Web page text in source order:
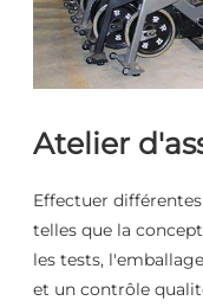
Atelier
Effectuer
telles que la
les tests,
et un contrôle